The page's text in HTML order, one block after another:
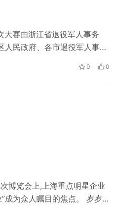
大赛由浙江省退役军人事务
民政府、各市退役军人事务
采为主题，旨在进一步激发
0 0
博览会上,上海重点明星企业
成为众人瞩目的焦点。 岁岁